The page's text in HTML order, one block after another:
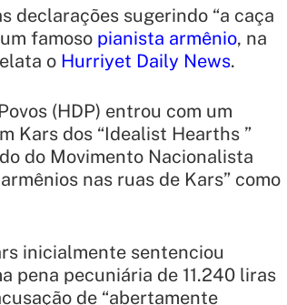
declarações sugerindo “a caça
famoso pianista armênio, na
o Hurriyet Daily News.
(HDP) entrou com um
Kars dos “Idealist Hearths ”
do Movimento Nacionalista
nas ruas de Kars” como
inicialmente sentenciou
pena pecuniária de 11.240 liras
de “abertamente